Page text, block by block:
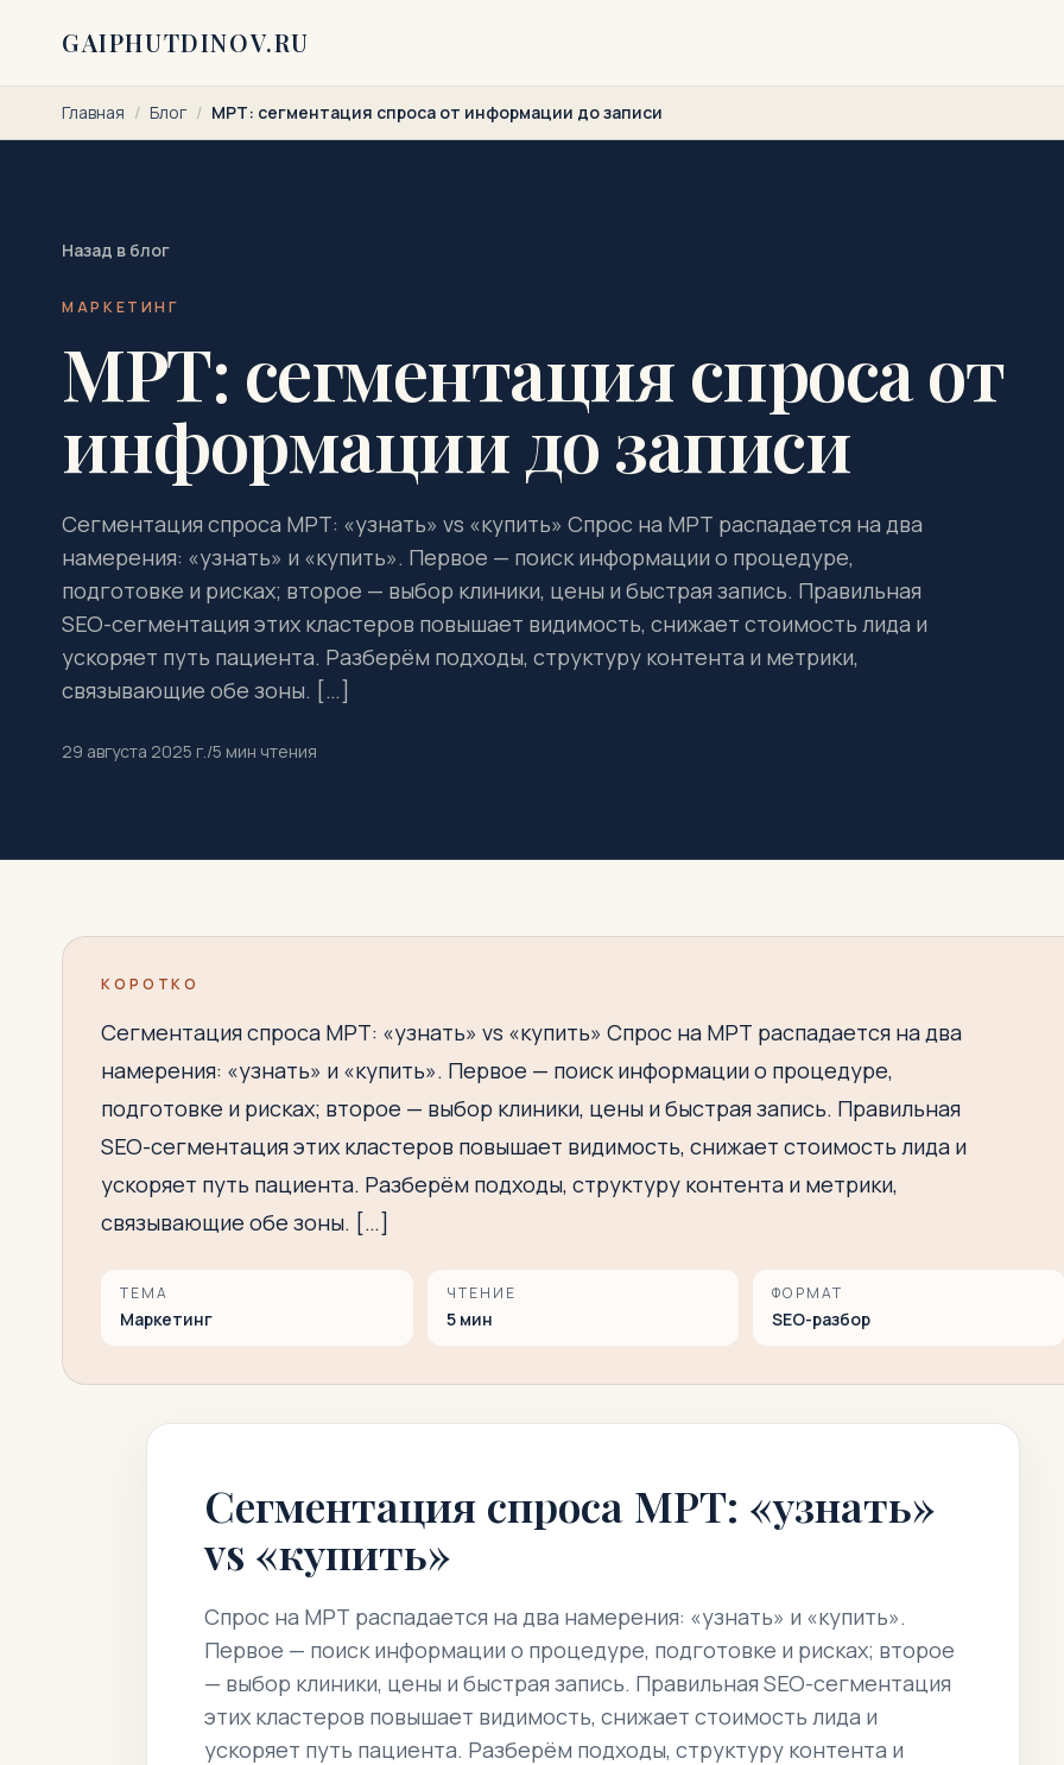
GAIPHUTDINOV.RU
Главная / Блог / МРТ: сегментация спроса от информации до записи
Назад в блог
МАРКЕТИНГ
МРТ: сегментация спроса от
информации до записи
Сегментация спроса МРТ: «узнать» vs «купить» Спрос на МРТ распадается на два
намерения: «узнать» и «купить». Первое — поиск информации о процедуре,
подготовке и рисках; второе — выбор клиники, цены и быстрая запись. Правильная
SEO-сегментация этих кластеров повышает видимость, снижает стоимость лида и
ускоряет путь пациента. Разберём подходы, структуру контента и метрики,
связывающие обе зоны. […]
29 августа 2025 г./5 мин чтения
КОРОТКО
Сегментация спроса МРТ: «узнать» vs «купить» Спрос на МРТ распадается на два
намерения: «узнать» и «купить». Первое — поиск информации о процедуре,
подготовке и рисках; второе — выбор клиники, цены и быстрая запись. Правильная
SEO-сегментация этих кластеров повышает видимость, снижает стоимость лида и
ускоряет путь пациента. Разберём подходы, структуру контента и метрики,
связывающие обе зоны. […]
ТЕМА
Маркетинг
ЧТЕНИЕ
5мин
ФОРМАТ
SEO-разбор
Сегментация спроса МРТ: «узнать»
vs «купить»
Спрос на МРТ распадается на два намерения: «узнать» и «купить».
Первое — поиск информации о процедуре, подготовке и рисках; второе
— выбор клиники, цены и быстрая запись. Правильная SEO-сегментация
этих кластеров повышает видимость, снижает стоимость лида и
ускоряет путь пациента. Разберём подходы, структуру контента и